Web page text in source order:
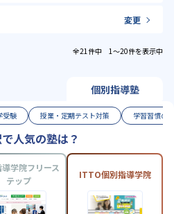
変更
全21件中 1〜20件を表示中
個別指導塾
受験 授業・定期テスト対策 学習習慣の
人気の塾は？
学院フリース
テップ
ITTO個別指導学院